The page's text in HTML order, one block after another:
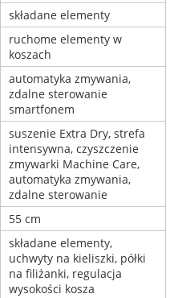
składane elementy
ruchome elementy w
koszach
automatyka zmywania,
zdalne sterowanie
smartfonem
suszenie Extra Dry, strefa
intensywna, czyszczenie
zmywarki Machine Care,
automatyka zmywania,
zdalne sterowanie
55 cm
składane elementy,
uchwyty na kieliszki, półki
na filiżanki, regulacja
wysokości kosza